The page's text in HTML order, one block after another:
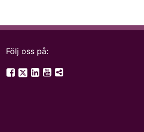
Följ oss på:
SGU på Facebook
SGU på Twitter
SGU på LinkedIn
SGU på YouTube
Fler digitala